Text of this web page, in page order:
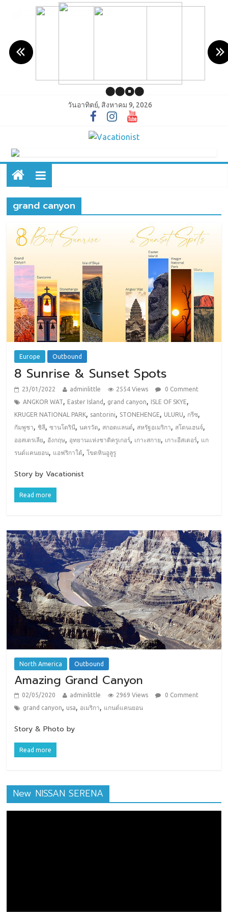
วันอาทิตย์, สิงหาคม 9, 2026
grand canyon
Europe Outbound
8 Sunrise & Sunset Spots
23/01/2022 adminlittle 2554 Views
0 Comment
ANGKOR WAT, Easter Island , grand canyon, ISLE OF SKYE,
KRUGER NATIONAL PARK, santorini, STONEHENGE, ULURU, กรีซ,
กัมพูชา, ชิลี,ซานโตรินี,นครวัด, สกอตแลนด์, สหรัฐอเมริกา, สโตนเฮนจ์,
ออสเตรเลีย, อังกฤษ, อุทยานแห่งชาติครูเกอร์, เกาะสกาย, เกาะอีสเตอร์, แก
รนด์แคนยอน, แอฟริกาใต้,โขดหินอูลูรู
Story by Vacationist
Read more
North America Outbound
Amazing Grand Canyon
02/05/2020 adminlittle 2969 Views
0 Comment
grand canyon, usa, อเมริกา, แกนด์แคนยอน
Story & Photo by
Read more
New NISSAN SERENA